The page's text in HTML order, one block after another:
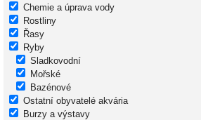
Chemie a úprava vody
Rostliny
Řasy
Ryby
Sladkovodní
Mořské
Bazénové
Ostatní obyvatelé akvária
Burzy a výstavy